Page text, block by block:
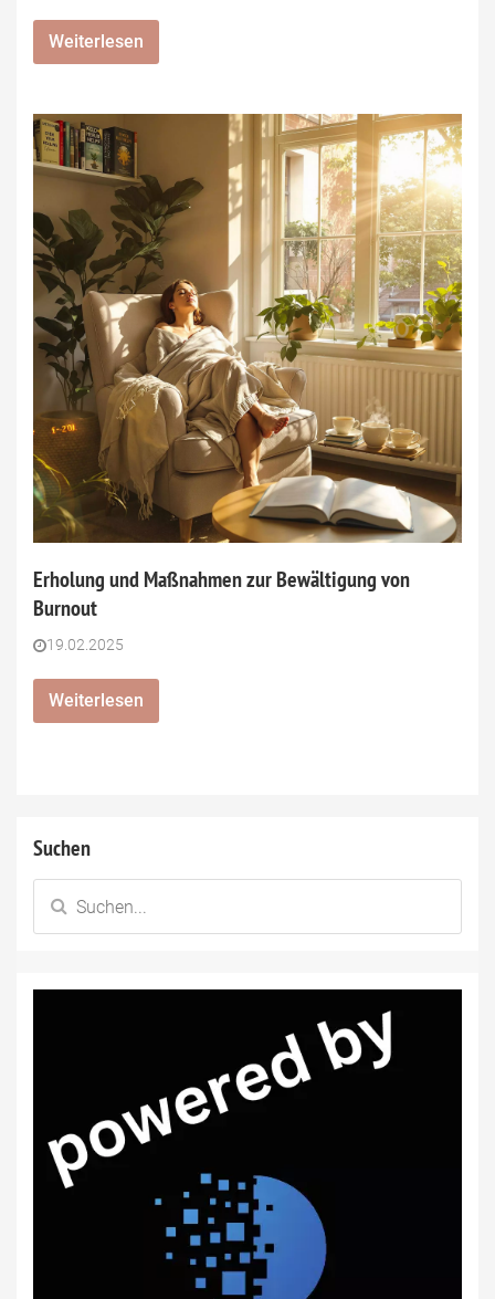
Weiterlesen
Erholung und Maßnahmen zur Bewältigung von
Burnout
19.02.2025
Weiterlesen
Suchen